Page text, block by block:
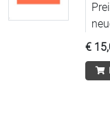
€